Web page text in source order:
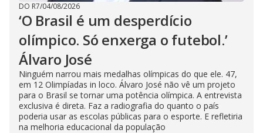
DO R7/04/08/2026
‘O Brasil é um desperdício
olímpico. Só enxerga o futebol.’
Álvaro José
Ninguém narrou mais medalhas olímpicas do que ele. 47,
em 12 Olimpíadas in loco. Álvaro José não vê um projeto
para o Brasil se tornar uma potência olímpica. A entrevista
exclusiva é direta. Faz a radiografia do quanto o país
poderia usar as escolas públicas para o esporte. E refletiria
na melhoria educacional da população